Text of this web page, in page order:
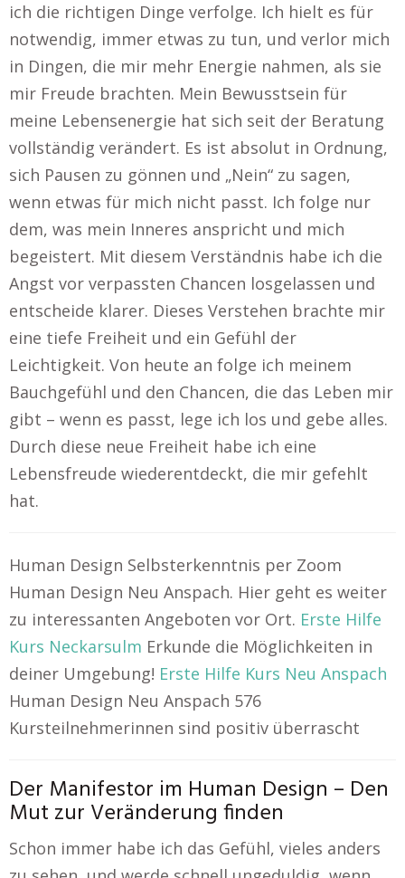
ich die richtigen Dinge verfolge. Ich hielt es für
notwendig, immer etwas zu tun, und verlor mich
in Dingen, die mir mehr Energie nahmen, als sie
mir Freude brachten. Mein Bewusstsein für
meine Lebensenergie hat sich seit der Beratung
vollständig verändert. Es ist absolut in Ordnung,
sich Pausen zu gönnen und „Nein“ zu sagen,
wenn etwas für mich nicht passt. Ich folge nur
dem, was mein Inneres anspricht und mich
begeistert. Mit diesem Verständnis habe ich die
Angst vor verpassten Chancen losgelassen und
entscheide klarer. Dieses Verstehen brachte mir
eine tiefe Freiheit und ein Gefühl der
Leichtigkeit. Von heute an folge ich meinem
Bauchgefühl und den Chancen, die das Leben mir
gibt – wenn es passt, lege ich los und gebe alles.
Durch diese neue Freiheit habe ich eine
Lebensfreude wiederentdeckt, die mir gefehlt
hat.
Human Design Selbsterkenntnis per Zoom
Human Design Neu Anspach. Hier geht es weiter
zu interessanten Angeboten vor Ort. Erste Hilfe
Kurs Neckarsulm Erkunde die Möglichkeiten in
deiner Umgebung! Erste Hilfe Kurs Neu Anspach
Human Design Neu Anspach 576
Kursteilnehmerinnen sind positiv überrascht
Der Manifestor im Human Design – Den
Mut zur Veränderung finden
Schon immer habe ich das Gefühl, vieles anders